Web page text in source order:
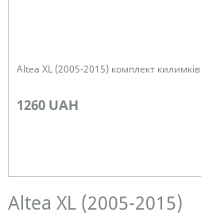
Altea XL (2005-2015) комплект
1260 UAH
Altea XL (2005-2015)